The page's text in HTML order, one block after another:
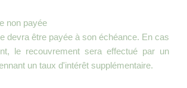
non payée
devra être payée à son échéance. En cas
le recouvrement sera effectué par un
un taux d'intérêt supplémentaire.